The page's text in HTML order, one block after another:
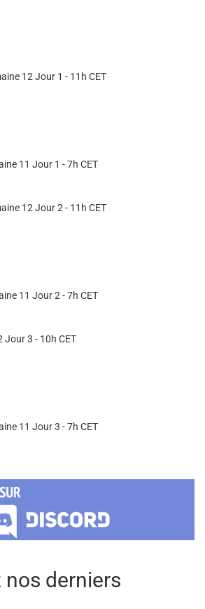
12 Jour 1 - 11h CET
11 Jour 1 - 7h CET
12 Jour 2 - 11h CET
11 Jour 2 - 7h CET
Jour 3 - 10h CET
11 Jour 3 - 7h CET
nos derniers